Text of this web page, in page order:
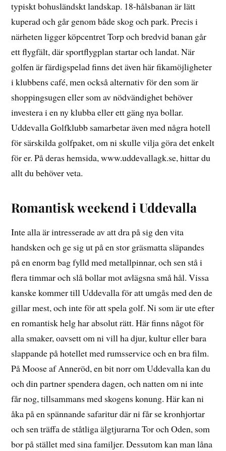
typiskt bohusländskt landskap. 18-hålsbanan är lätt
kuperad och går genom både skog och park. Precis i
närheten ligger köpcentret Torp och bredvid banan går
ett flygfält, där sportflygplan startar och landat. När
golfen är färdigspelad finns det även här fikamöjligheter
i klubbens café, men också alternativ för den som är
shoppingsugen eller som av nödvändighet behöver
investera i en ny klubba eller ett gäng nya bollar.
Uddevalla Golfklubb samarbetar även med några hotell
för särskilda golfpaket, om ni skulle vilja göra det enkelt
för er. På deras hemsida, www.uddevallagk.se, hittar du
allt du behöver veta.
Romantisk weekend i Uddevalla
Inte alla är intresserade av att dra på sig den vita
handsken och ge sig ut på en stor gräsmatta släpandes
på en enorm bag fylld med metallpinnar, och sen stå i
flera timmar och slå bollar mot avlägsna små hål. Vissa
kanske kommer till Uddevalla för att umgås med den de
gillar mest, och inte för att spela golf. Ni som är ute efter
en romantisk helg har absolut rätt. Här finns något för
alla smaker, oavsett om ni vill ha djur, kultur eller bara
slappande på hotellet med rumsservice och en bra film.
På Moose af Anneröd, en bit norr om Uddevalla kan du
och din partner spendera dagen, och natten om ni inte
får nog, tillsammans med skogens konung. Här kan ni
åka på en spännande safaritur där ni får se kronhjortar
och sen träffa de ståtliga älgtjurarna Tor och Oden, som
bor på stället med sina familjer. Dessutom kan man låna